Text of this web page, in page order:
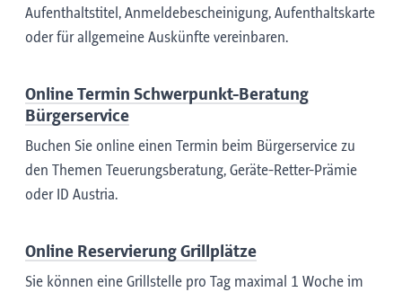
Aufenthaltstitel, Anmeldebescheinigung, Aufenthaltskarte
oder für allgemeine Auskünfte vereinbaren.
Online Termin Schwerpunkt-Beratung
Bürgerservice
Buchen Sie online einen Termin beim Bürgerservice zu
den Themen Teuerungsberatung, Geräte-Retter-Prämie
oder ID Austria.
Online Reservierung Grillplätze
Sie können eine Grillstelle pro Tag maximal 1 Woche im